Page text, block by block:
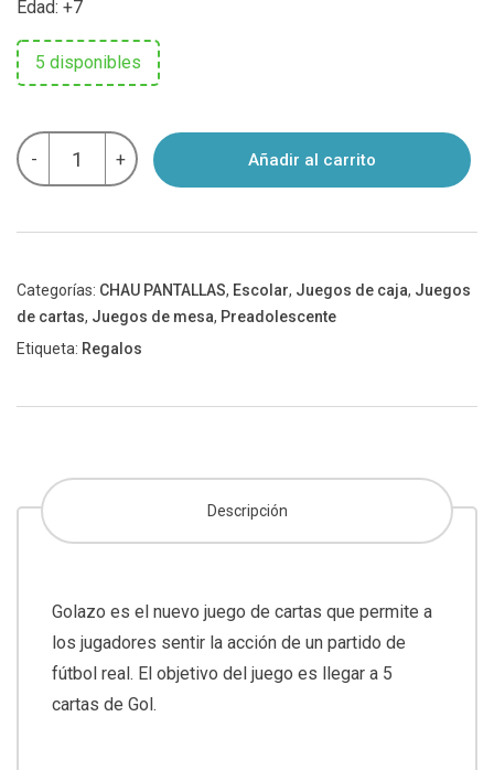
Edad: +7
5 disponibles
-
mesa
cantidad
+ Añadir al carrito
Categorías: CHAU PANTALLAS, Escolar, Juegos de caja, Juegos
de cartas, Juegos de mesa, Preadolescente
Etiqueta: Regalos
Descripción
Golazo es el nuevo juego de cartas que permite a
los jugadores sentir la acción de un partido de
fútbol real. El objetivo del juego es llegar a 5
cartas de Gol.